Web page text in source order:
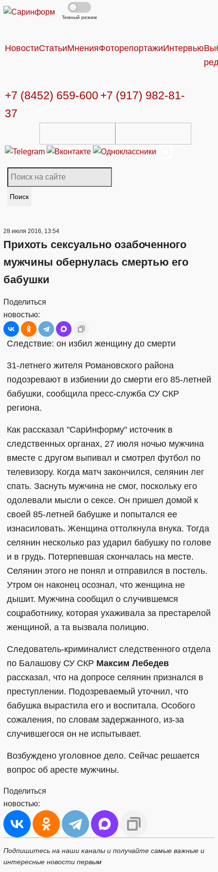
Темный режим
НовостиСтатьиМненияФоторепортажиИнтервью
+7 (8452) 659-600 +7 (917) 982-81-
37
Поиск
28 июля 2016, 13:54
Прихоть сексуально озабоченного
мужчины обернулась смертью его
бабушки
Поделиться
новостью:
Следствие: он избил женщину до смерти
31-летнего жителя Романовского района
подозревают в избиении до смерти его 85-летней
бабушки, сообщила пресс-служба СУ СКР
региона.
Как рассказал "СарИнформу" источник в
следственных органах, 27 июля ночью мужчина
вместе с другом выпивал и смотрел футбол по
телевизору. Когда матч закончился, селянин лег
спать. Заснуть мужчина не смог, поскольку его
одолевали мысли о сексе. Он пришел домой к
своей 85-летней бабушке и попытался ее
изнасиловать. Женщина оттолкнула внука. Тогда
селянин несколько раз ударил бабушку по голове
и в грудь. Потерпевшая скончалась на месте.
Селянин этого не понял и отправился в постель.
Утром он наконец осознал, что женщина не
дышит. Мужчина сообщил о случившемся
соцработнику, которая ухаживала за престарелой
женщиной, а та вызвала полицию.
Следователь-криминалист следственного отдела
по Балашову СУ СКР Максим Лебедев
рассказал, что на допросе селянин признался в
преступлении. Подозреваемый уточнил, что
бабушка вырастила его и воспитала. Особого
сожаления, по словам задержанного, из-за
случившегося он не испытывает.
Возбуждено уголовное дело. Сейчас решается
вопрос об аресте мужчины.
Поделиться
новостью:
Подпишитесь на наши каналы и получайте самые важные и
интересные новости первым